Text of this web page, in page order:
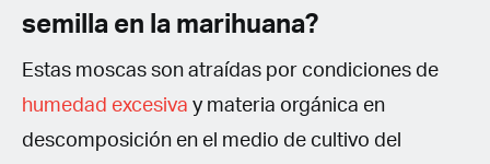
semilla en la marihuana?
Estas moscas son atraídas por condiciones de
humedad excesiva y materia orgánica en
descomposición en el medio de cultivo del